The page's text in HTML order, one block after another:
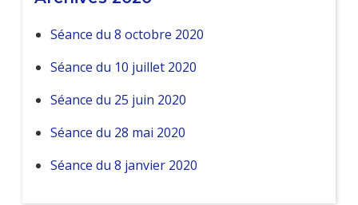
Séance du 8 octobre 2020
Séance du 10 juillet 2020
Séance du 25 juin 2020
Séance du 28 mai 2020
Séance du 8 janvier 2020